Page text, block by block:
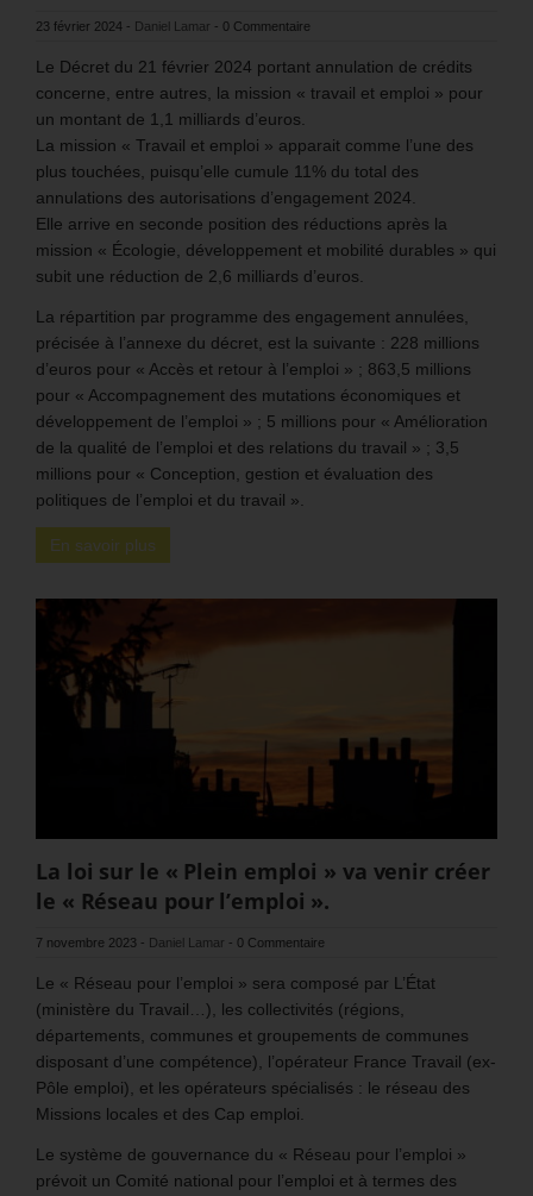
23 février 2024 - Daniel Lamar - 0 Commentaire
Le Décret du 21 février 2024 portant annulation de crédits
concerne, entre autres, la mission « travail et emploi » pour
un montant de 1,1 milliards d’euros.
La mission « Travail et emploi » apparait comme l’une des
plus touchées, puisqu’elle cumule 11% du total des
annulations des autorisations d’engagement 2024.
Elle arrive en seconde position des réductions après la
mission « Écologie, développement et mobilité durables » qui
subit une réduction de 2,6 milliards d’euros.
La répartition par programme des engagement annulées,
précisée à l’annexe du décret, est la suivante : 228 millions
d’euros pour « Accès et retour à l’emploi » ; 863,5 millions
pour « Accompagnement des mutations économiques et
développement de l’emploi » ; 5 millions pour « Amélioration
de la qualité de l’emploi et des relations du travail » ; 3,5
millions pour « Conception, gestion et évaluation des
politiques de l’emploi et du travail ».
En savoir plus
La loi sur le « Plein emploi » va venir créer
le « Réseau pour l’emploi ».
7 novembre 2023 - Daniel Lamar - 0 Commentaire
Le « Réseau pour l’emploi » sera composé par L’État
(ministère du Travail…), les collectivités (régions,
départements, communes et groupements de communes
disposant d’une compétence), l’opérateur France Travail (ex-
Pôle emploi), et les opérateurs spécialisés : le réseau des
Missions locales et des Cap emploi.
Le système de gouvernance du « Réseau pour l’emploi »
prévoit un Comité national pour l’emploi et à termes des